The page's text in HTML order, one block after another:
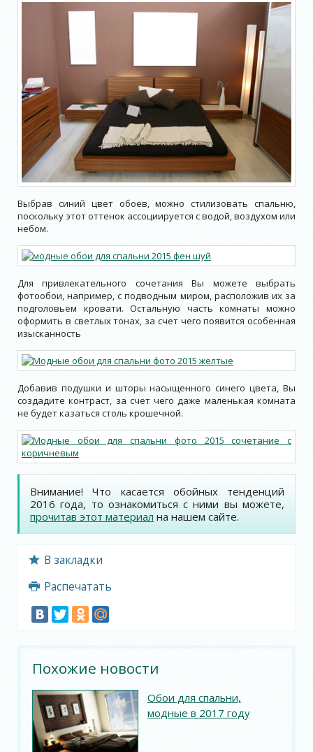
Выбрав синий цвет обоев, можно стилизовать спальню,
поскольку этот оттенок ассоциируется с водой, воздухом или
небом.
Для привлекательного сочетания Вы можете выбрать
фотообои, например, с подводным миром, расположив их за
подголовьем кровати. Остальную часть комнаты можно
оформить в светлых тонах, за счет чего появится особенная
изысканность
Добавив подушки и шторы насыщенного синего цвета, Вы
создадите контраст, за счет чего даже маленькая комната
не будет казаться столь крошечной.
Внимание! Что касается обойных тенденций
2016 года, то ознакомиться с ними вы можете,
прочитав этот материал на нашем сайте.
В закладки
Распечатать
Похожие новости
Обои для спальни,
модные в 2017 году